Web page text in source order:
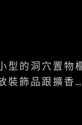
型的洞穴置物
裝飾品跟擴香